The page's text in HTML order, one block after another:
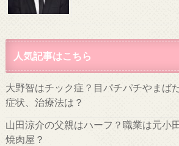
人気記事はこちら
大野智はチック症？目パチパチやまば
症状、治療法は？
山田涼介の父親はハーフ？職業は元小
焼肉屋？